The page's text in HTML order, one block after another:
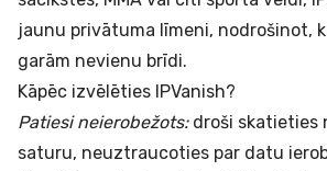
jaunu privātuma līmeni, nodrošinot,
garām nevienu brīdi.
Kāpēc izvēlēties IPVanish?
Patiesi neierobežots: droši skatieties
saturu, neuztraucoties par datu